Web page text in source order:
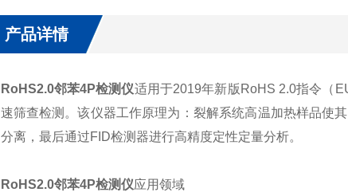
产品详情
RoHS2.0邻苯4P检测仪适用于2019年新版RoHS 2.0指令（
速筛查检测。该仪器工作原理为：裂解系统高温加热样品使
分离，最后通过FID检测器进行高精度定性定量分析。
RoHS2.0邻苯4P检测仪应用领域